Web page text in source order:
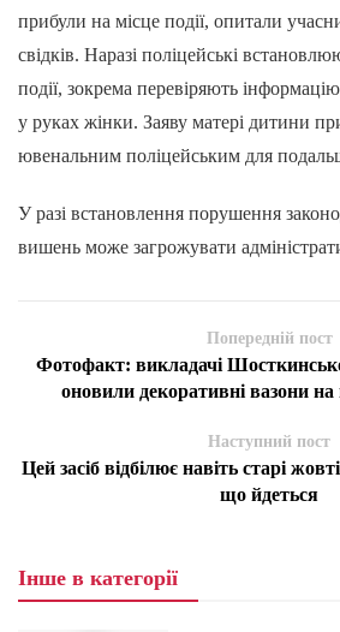
прибули на місце події, опитали
свідків. Наразі поліцейські
події, зокрема перевіряють
у руках жінки. Заяву матері дитини
ювенальним поліцейським для
У разі встановлення порушення
вишень може загрожувати
Попередній пост
Фотофакт: викладачі
оновили декоративні вазони на
Наступний пост
Цей засіб відбілює навіть старі
що йдеться
Інше в категорії